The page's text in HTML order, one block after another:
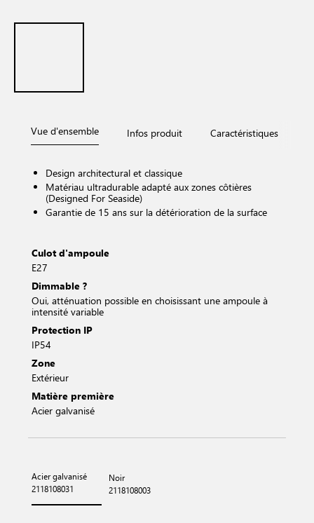
Vue d'ensemble Infos produit Caractéristiques
Design architectural et classique
Matériau ultradurable adapté aux zones côtières
(Designed For Seaside)
Garantie de 15 ans sur la détérioration de la surface
Culot d'ampoule
E27
Dimmable ?
Oui, atténuation possible en choisissant une ampoule à
intensité variable
Protection IP
IP54
Zone
Extérieur
Matière première
Acier galvanisé
Acier galvanisé
2118108031
Noir
2118108003